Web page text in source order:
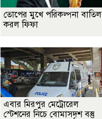
তোপের মুখে পরিকল্পনা বাতিল
করল ফিফা
এবার মিরপুর মেট্রোরেল
স্টেশনের নিচে বোমাসদৃশ বস্তু